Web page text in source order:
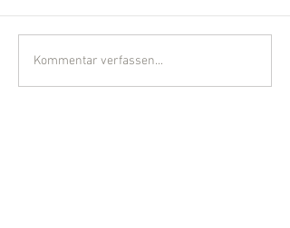
Kommentar verfassen...